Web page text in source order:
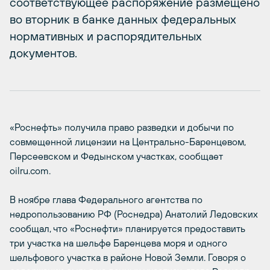
во вторник в банке данных федеральных
нормативных и распорядительных
документов.
«Роснефть» получила право разведки и добычи по
совмещенной лицензии на Центрально-Баренцевом,
Персеевском и Федынском участках, сообщает
oilru.com.
В ноябре глава Федерального агентства по
недропользованию РФ (Роснедра) Анатолий Ледовских
сообщал, что «Роснефти» планируется предоставить
три участка на шельфе Баренцева моря и одного
шельфового участка в районе Новой Земли. Говоря о